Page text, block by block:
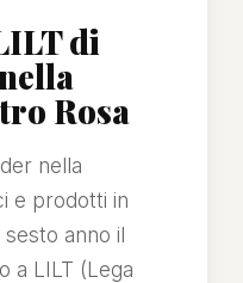
di
Rosa
nella
e prodotti in
anno il
a LILT (Lega